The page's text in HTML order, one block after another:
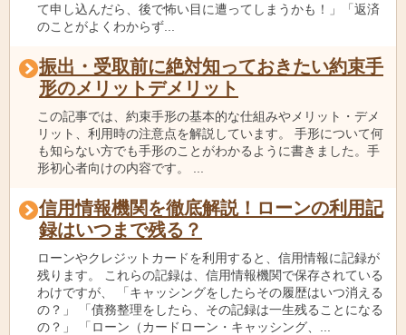
て申し込んだら、後で怖い目に遭ってしまうかも！」「返済
のことがよくわからず...
振出・受取前に絶対知っておきたい約束手
形のメリットデメリット
この記事では、約束手形の基本的な仕組みやメリット・デメ
リット、利用時の注意点を解説しています。 手形について何
も知らない方でも手形のことがわかるように書きました。手
形初心者向けの内容です。 ...
信用情報機関を徹底解説！ローンの利用記
録はいつまで残る？
ローンやクレジットカードを利用すると、信用情報に記録が
残ります。 これらの記録は、信用情報機関で保存されている
わけですが、 「キャッシングをしたらその履歴はいつ消える
の？」 「債務整理をしたら、その記録は一生残ることになる
の？」 「ローン（カードローン・キャッシング、...